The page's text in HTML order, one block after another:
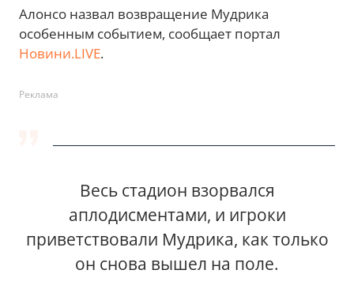
Алонсо назвал возвращение Мудрика
особенным событием, сообщает портал
Новини.LIVE.
Реклама
Весь стадион взорвался
аплодисментами, и игроки
приветствовали Мудрика, как только
он снова вышел на поле.